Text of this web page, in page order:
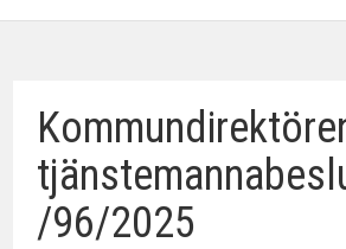
here:
/96/2025